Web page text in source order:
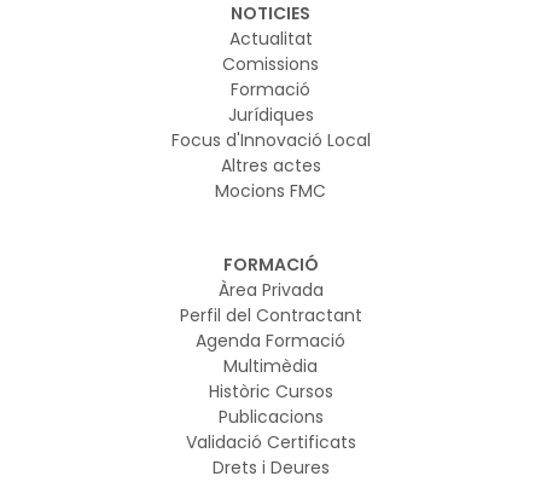
NOTICIES
Actualitat
Comissions
Formació
Jurídiques
Focus d'Innovació Local
Altres actes
Mocions FMC
FORMACIÓ
Àrea Privada
Perfil del Contractant
Agenda Formació
Multimèdia
Històric Cursos
Publicacions
Validació Certificats
Drets i Deures